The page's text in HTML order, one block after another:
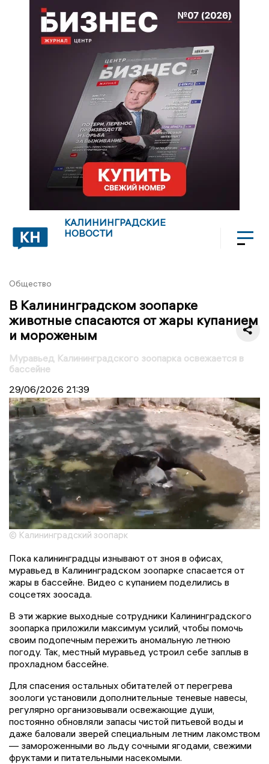
КАЛИНИНГРАДСКИЕ
НОВОСТИ
Общество
В Калининградском зоопарке
животные спасаются от жары купанием
и мороженым
Муравьед Калининградского зоопарка освежается в
бассейне
29/06/2026 21:39
© Калининградский зоопарк
Пока калининградцы изнывают от зноя в офисах,
муравьед в Калининградском зоопарке спасается от
жары в бассейне. Видео с купанием поделились в
соцсетях зоосада.
В эти жаркие выходные сотрудники Калининградского
зоопарка приложили максимум усилий, чтобы помочь
своим подопечным пережить аномальную летнюю
погоду. Так, местный муравьед устроил себе заплыв в
прохладном бассейне.
Для спасения остальных обитателей от перегрева
зоологи установили дополнительные теневые навесы,
регулярно организовывали освежающие души,
постоянно обновляли запасы чистой питьевой воды и
даже баловали зверей специальным летним лакомством
— замороженными во льду сочными ягодами, свежими
фруктами и питательными насекомыми.